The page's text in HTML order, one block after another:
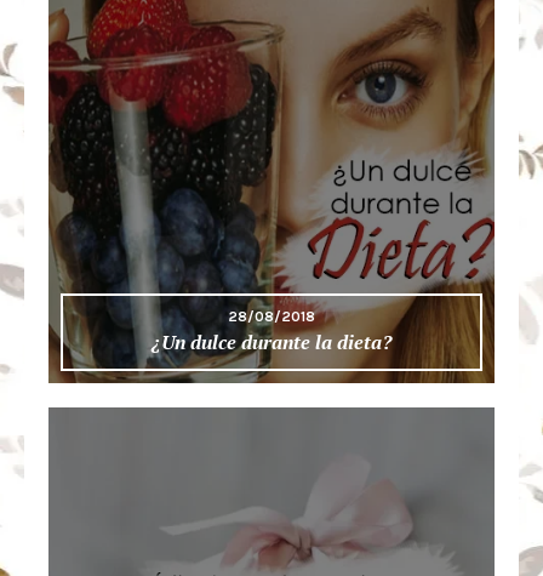
28/08/2018
¿Un dulce durante la dieta?